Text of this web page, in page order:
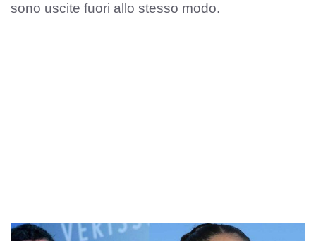
sono uscite fuori allo stesso modo.